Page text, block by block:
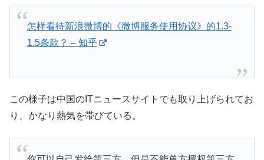
怎样看待新浪微博的《微博服务使用协议》的1.3-
1.5条款？ – 知乎
この様子は中国のITニュースサイトでも取り上げられてお
り、かなり熱気を帯びている。